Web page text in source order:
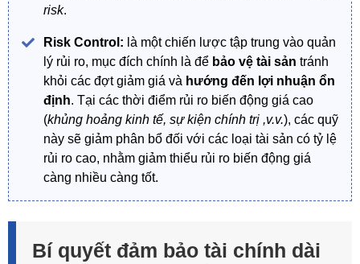
risk.
Risk Control: là một chiến lược tập trung vào quản
lý rủi ro, mục đích chính là để bảo vệ tài sản tránh
khỏi các đợt giảm giá và hướng đến lợi nhuận ổn
định. Tại các thời điểm rủi ro biến động giá cao
(khủng hoảng kinh tế, sự kiện chính trị ,v.v.), các quỹ
này sẽ giảm phân bổ đối với các loại tài sản có tỷ lệ
rủi ro cao, nhằm giảm thiểu rủi ro biến động giá
càng nhiều càng tốt.
Bí quyết đảm bảo tài chính dài